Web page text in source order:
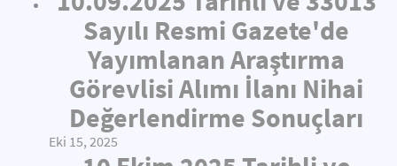
Sayılı Resmi Gazete'de
Yayımlanan Araştırma
Görevlisi Alımı İlanı Nihai
Değerlendirme Sonuçları
Eki 15, 2025